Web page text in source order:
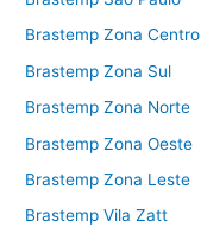
Brastemp Zona Centro
Brastemp Zona Sul
Brastemp Zona Norte
Brastemp Zona Oeste
Brastemp Zona Leste
Brastemp Vila Zatt